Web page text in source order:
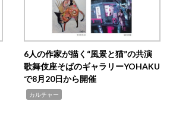
6人の作家が描く“風景と猫”の共演
歌舞伎座そばのギャラリーYOHAKU
で8月20日から開催
カルチャー